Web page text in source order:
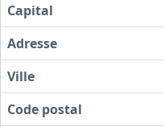
Capital
Adresse
Ville
Code postal